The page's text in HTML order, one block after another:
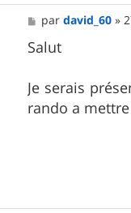
M
e
s
s
g
e
pardavid_60 »
Salut
Je serais
rando a